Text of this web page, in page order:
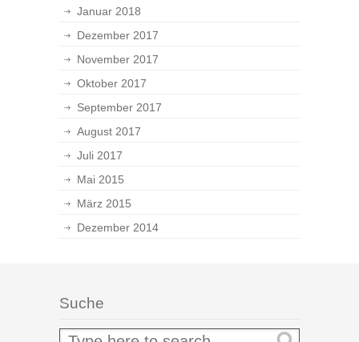
Januar 2018
Dezember 2017
November 2017
Oktober 2017
September 2017
August 2017
Juli 2017
Mai 2015
März 2015
Dezember 2014
Suche